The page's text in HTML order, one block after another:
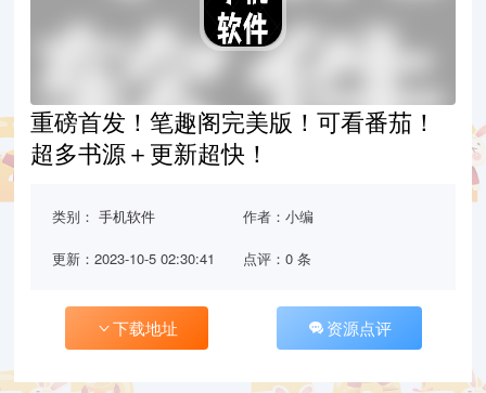
重磅首发！笔趣阁完美版！可看番茄！
超多书源＋更新超快！
类别：手机软件 作者：小编
更新：2023-10-5 02:30:41 点评：0 条
下载地址 资源点评